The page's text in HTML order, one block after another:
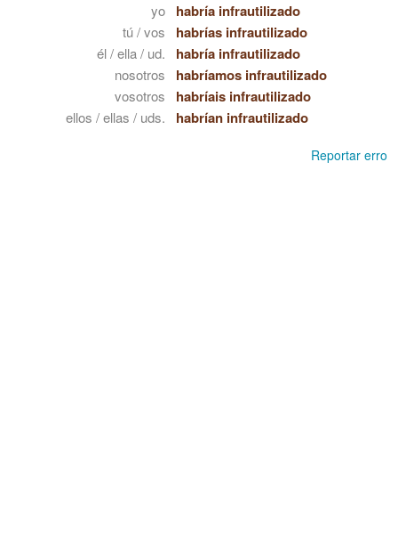
yo habría infrautilizado
tú / vos habrías infrautilizado
él / ella / ud. habría infrautilizado
nosotros habríamos infrautilizado
vosotros habríais infrautilizado
ellos / ellas / uds. habrían infrautilizado
Reportar erro